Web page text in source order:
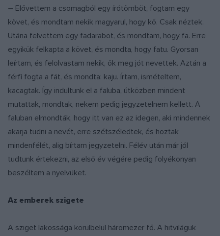
– Elővettem a csomagból egy írótömböt, fogtam egy
követ, és mondtam nekik magyarul, hogy kő. Csak néztek.
Utána felvettem egy fadarabot, és mondtam, hogy fa. Erre
egyikük felkapta a követ, és mondta, hogy fatu. Gyorsan
leírtam, és felolvastam nekik, ők meg jót nevettek. Aztán a
férfi fogta a fát, és mondta: kaju. Írtam, ismételtem,
kacagtak. Így indultunk el a faluba, útközben mindent
mutattak, mondtak, nekem pedig jegyzetelnem kellett. A
faluban elmondták, hogy itt van ez az idegen, aki mindennek
akarja tudni a nevét, erre szétszéledtek, és hoztak
mindenfélét, alig bírtam jegyzetelni. Félév után már jól
tudtunk értekezni, az első év végére pedig folyékonyan
beszéltem a nyelvüket.
Az emberek szigete
A sziget lakossága körülbelül háromezer fő. A hitviláguk